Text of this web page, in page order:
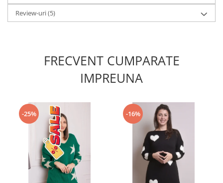
Review-uri(5)
FRECVENT CUMPARATE
IMPREUNA
-25% -16%